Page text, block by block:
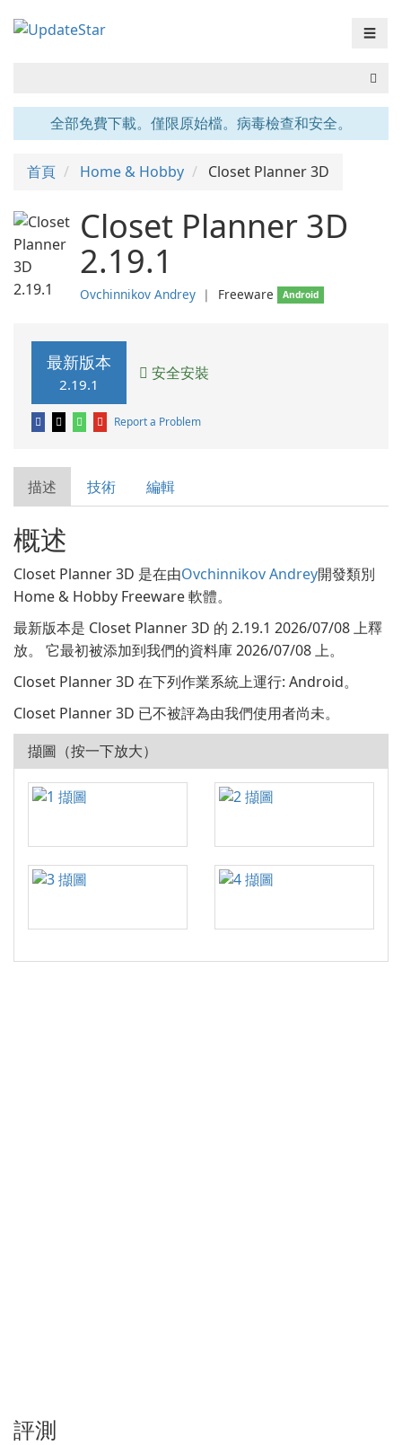
☰
全部免費下載。僅限原始檔。病毒檢查和安全。
首頁 Home & Hobby Closet Planner 3D
Closet Planner 3D
2.19.1
Ovchinnikov Andrey ❘ Freeware Android
最新版本
2.19.1
安全安裝
Report a Problem
描述 技術 編輯
概述
Closet Planner 3D 是在由Ovchinnikov Andrey開發類別
Home & Hobby Freeware 軟體。
最新版本是 Closet Planner 3D 的 2.19.1 2026/07/08 上釋
放。 它最初被添加到我們的資料庫 2026/07/08 上。
Closet Planner 3D 在下列作業系統上運行: Android。
Closet Planner 3D 已不被評為由我們使用者尚未。
擷圖（按一下放大）
評測